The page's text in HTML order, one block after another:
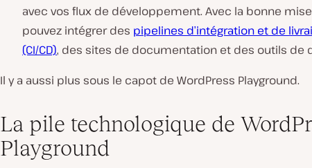
avec vos flux de développement. Avec la bonne
pouvez intégrer des pipelines d’intégration et de
(CI/CD), des sites de documentation et des outils de
Il y a aussi plus sous le capot de WordPress Playground.
La pile technologique de
Playground